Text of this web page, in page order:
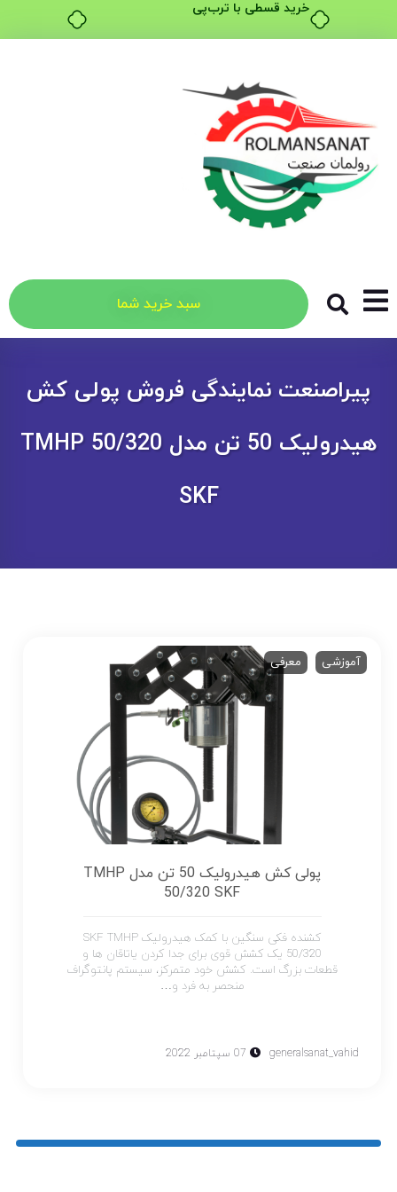
خرید قسطی با ترب‌پی
سبد خرید شما
پیراصنعت نمایندگی فروش پولی کش
هیدرولیک 50 تن مدل TMHP 50/320
SKF
آموزشی معرفی
پولی کش هیدرولیک 50 تن مدل TMHP
50/320 SKF
کشنده فکی سنگین با کمک هیدرولیک SKF TMHP
50/320 یک کشش قوی برای جدا کردن یاتاقان ها و
قطعات بزرگ است. کشش خود متمرکز، سیستم پانتوگراف
منحصر به فرد و…
generalsanat_vahid 07 سپتامبر 2022